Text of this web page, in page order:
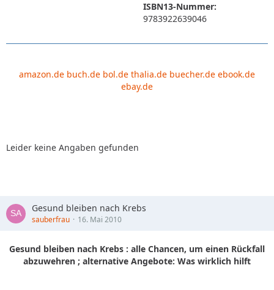
ISBN13-Nummer:
9783922639046
amazon.de buch.de bol.de thalia.de buecher.de ebook.de
ebay.de
Leider keine Angaben gefunden
Gesund bleiben nach Krebs
sauberfrau 16. Mai 2010
Gesund bleiben nach Krebs : alle Chancen, um einen Rückfall
abzuwehren ; alternative Angebote: Was wirklich hilft